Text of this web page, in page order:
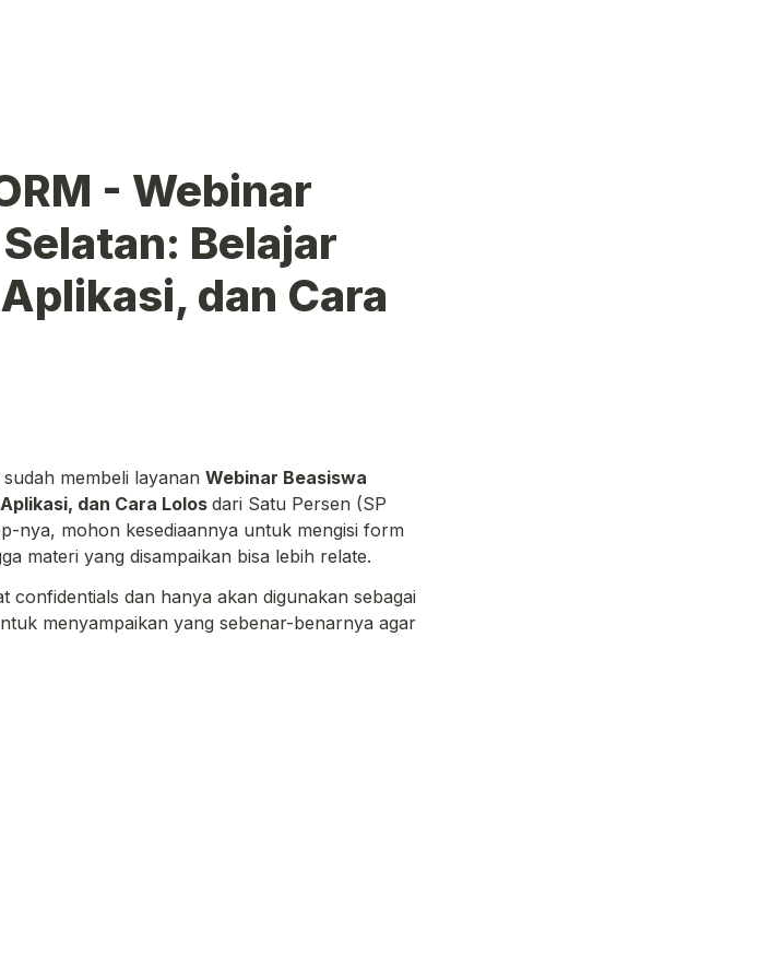
- Webinar
Belajar
dan Cara
membeli layanan Webinar Beasiswa
dan Cara Lolos dari Satu Persen (SP
nya, mohon kesediaannya untuk mengisi form
materi yang disampaikan bisa lebih relate.
confidentials dan hanya akan digunakan sebagai
menyampaikan yang sebenar-benarnya agar